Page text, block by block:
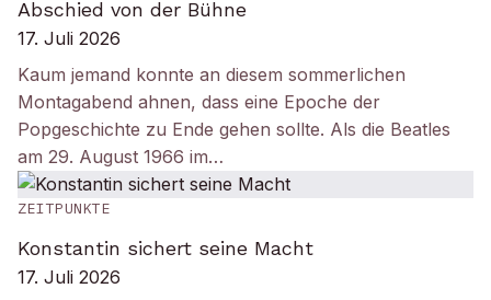
Abschied von der Bühne
17. Juli 2026
Kaum jemand konnte an diesem sommerlichen
Montagabend ahnen, dass eine Epoche der
Popgeschichte zu Ende gehen sollte. Als die Beatles
am 29. August 1966 im…
ZEITPUNKTE
Konstantin sichert seine Macht
17. Juli 2026